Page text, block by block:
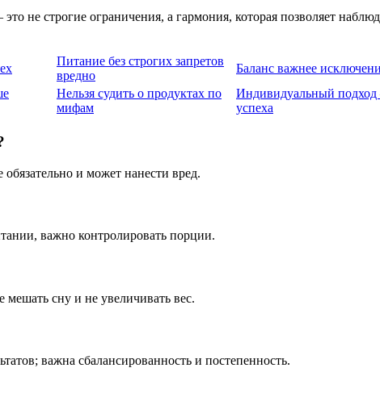
не строгие ограничения, а гармония, которая позволяет
Питание без строгих запретов
вредно
Баланс важнее
Нельзя судить о продуктах по
мифам
Индивидуальный
успеха
и может нанести вред.
важно контролировать порции.
сну и не увеличивать вес.
важна сбалансированность и постепенность.